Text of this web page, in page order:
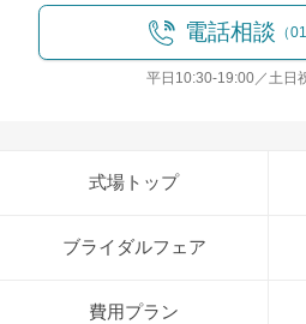
電話相談 （
平日10:30-19:00／土日
式場トップ
ブライダルフェア
費用プラン